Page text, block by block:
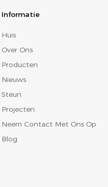
Informatie
Huis
Over Ons
Producten
Nieuws
Steun
Projecten
Neem Contact Met Ons Op
Blog